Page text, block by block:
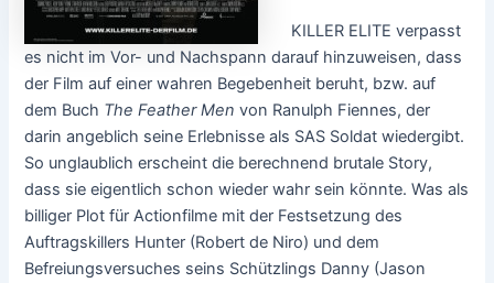
KILLER ELITE verpasst
es nicht im Vor- und Nachspann darauf hinzuweisen, dass
der Film auf einer wahren Begebenheit beruht, bzw. auf
dem Buch The Feather Men von Ranulph Fiennes, der
darin angeblich seine Erlebnisse als SAS Soldat wiedergibt.
So unglaublich erscheint die berechnend brutale Story,
dass sie eigentlich schon wieder wahr sein könnte. Was als
billiger Plot für Actionfilme mit der Festsetzung des
Auftragskillers Hunter (Robert de Niro) und dem
Befreiungsversuches seins Schützlings Danny (Jason